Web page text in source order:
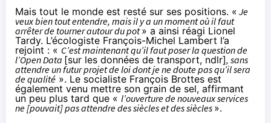
Mais tout le monde est resté sur ses positions. « Je
veux bien tout entendre, mais il y a un moment où il faut
arrêter de tourner autour du pot» a ainsi réagi Lionel
Tardy. L’écologiste François-Michel Lambert l’a
rejoint : « C’est maintenant qu’il faut poser la question de
l’Open Data [sur les données de transport, ndlr], sans
attendre un futur projet de loi dont je ne doute pas qu’il sera
de qualité ». Le socialiste François Brottes est
également venu mettre son grain de sel, affirmant
un peu plus tard que « l’ouverture de nouveaux services
ne [pouvait] pas attendre des siècles et des siècles ».